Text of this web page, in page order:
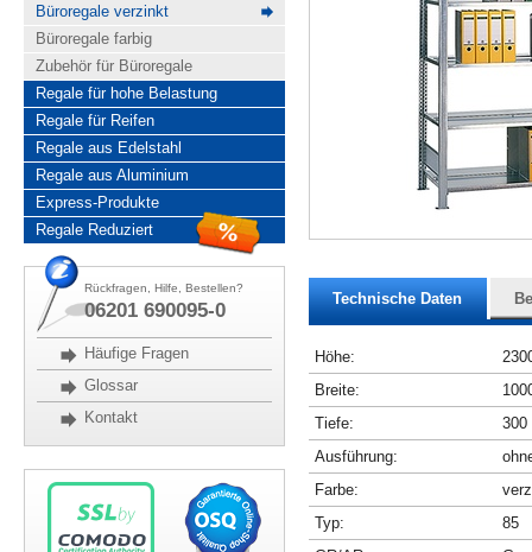
Büroregale verzinkt
Büroregale farbig
Zubehör für Büroregale
Regale für hohe Belastung
Regale für Reifen
Regale aus Edelstahl
Regale aus Aluminium
Express-Produkte
Regale Reduziert
Rückfragen, Hilfe, Bestellen?
06201 690095-0
Häufige Fragen
Glossar
Kontakt
Technische Daten
Höhe:
Breite:
Tiefe:
300
Ausführung:
Farbe:
Typ:
85